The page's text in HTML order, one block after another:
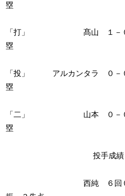
塁
「打」 髙山 １－０
塁
「投」 アルカンタラ ０－
塁
「二」 山本 ０－０
塁
投手成績
西純 ６回０／３